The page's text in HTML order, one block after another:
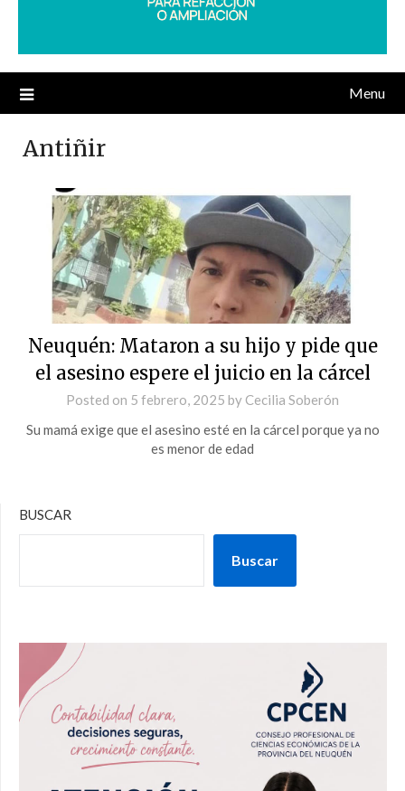
Menu
Antiñir
Neuquén: Mataron a su hijo y pide que
el asesino espere el juicio en la cárcel
Posted on 5 febrero, 2025 by Cecilia Soberón
Su mamá exige que el asesino esté en la cárcel porque ya no
es menor de edad
BUSCAR
Buscar